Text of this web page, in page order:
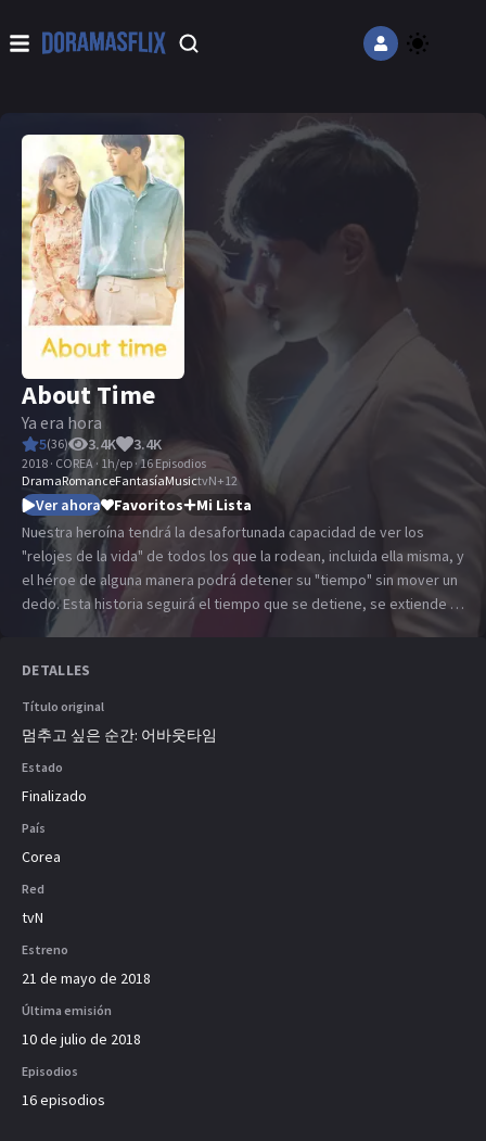
About Time
Ya era hora
5(36) 3.4K 3.4K
2018 · COREA · 1h/ep · 16 Episodios
DramaRomanceFantasíaMusictvN+12
Ver ahora Favoritos
Mi Lista
Nuestra heroína tendrá la desafortunada capacidad de ver los
"relojes de la vida" de todos los que la rodean, incluida ella misma, y
​​el héroe de alguna manera podrá detener su "tiempo" sin mover un
dedo. Esta historia seguirá el tiempo que se detiene, se extiende e
incluso se borra a través del amor que tienen el uno por el otro.
DETALLES
Título original
멈추고 싶은 순간: 어바웃타임
Estado
Finalizado
País
Corea
Red
tvN
Estreno
21 de mayo de 2018
Última emisión
10 de julio de 2018
Episodios
16 episodios